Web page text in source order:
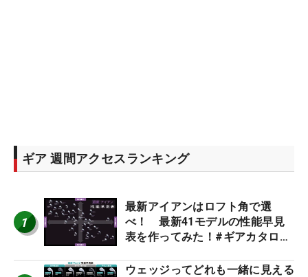
ギア 週間アクセスランキング
1
最新アイアンはロフト角で選
べ！ 最新41モデルの性能早見
表を作ってみた！#ギアカタログ
ウェッジってどれも一緒に見える